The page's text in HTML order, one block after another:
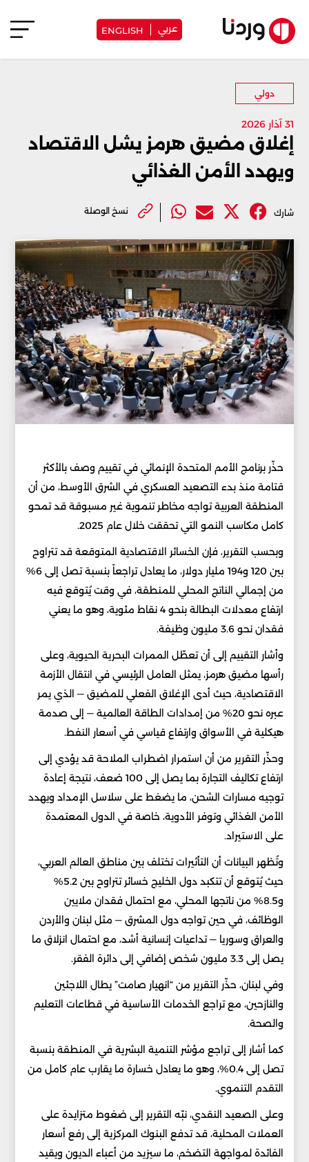
عربي ENGLISH
دولي
31 آذار 2026
إغلاق مضيق هرمز يشل الاقتصاد
ويهدد الأمن الغذائي
شارك نسخ الوصلة
حذّر برنامج الأمم المتحدة الإنمائي في تقييم وصف بالأكثر
قتامة منذ بدء التصعيد العسكري في الشرق الأوسط، من أن
المنطقة العربية تواجه مخاطر تنموية غير مسبوقة قد تمحو
كامل مكاسب النمو التي تحققت خلال عام 2025.
وبحسب التقرير، فإن الخسائر الاقتصادية المتوقعة قد تتراوح
بين 120 و194 مليار دولار، ما يعادل تراجعاً بنسبة تصل إلى 6%
من إجمالي الناتج المحلي للمنطقة، في وقت يُتوقع فيه
ارتفاع معدلات البطالة بنحو 4 نقاط مئوية، وهو ما يعني
فقدان نحو 3.6 مليون وظيفة.
وأشار التقييم إلى أن تعطّل الممرات البحرية الحيوية، وعلى
رأسها مضيق هرمز، يمثل العامل الرئيسي في انتقال الأزمة
الاقتصادية، حيث أدى الإغلاق الفعلي للمضيق — الذي يمر
عبره نحو 20% من إمدادات الطاقة العالمية — إلى صدمة
هيكلية في الأسواق وارتفاع قياسي في أسعار النفط.
وحذّر التقرير من أن استمرار اضطراب الملاحة قد يؤدي إلى
ارتفاع تكاليف التجارة بما يصل إلى 100 ضعف، نتيجة إعادة
توجيه مسارات الشحن، ما يضغط على سلاسل الإمداد ويهدد
الأمن الغذائي وتوفر الأدوية، خاصة في الدول المعتمدة
على الاستيراد.
وتُظهر البيانات أن التأثيرات تختلف بين مناطق العالم العربي،
حيث يُتوقع أن تتكبد دول الخليج خسائر تتراوح بين 5.2%
و8.5% من ناتجها المحلي، مع احتمال فقدان ملايين
الوظائف، في حين تواجه دول المشرق — مثل لبنان والأردن
والعراق وسوريا — تداعيات إنسانية أشد، مع احتمال انزلاق ما
يصل إلى 3.3 مليون شخص إضافي إلى دائرة الفقر.
وفي لبنان، حذّر التقرير من “انهيار صامت” يطال اللاجئين
والنازحين، مع تراجع الخدمات الأساسية في قطاعات التعليم
والصحة.
كما أشار إلى تراجع مؤشر التنمية البشرية في المنطقة بنسبة
تصل إلى 0.4%، وهو ما يعادل خسارة ما يقارب عام كامل من
التقدم التنموي.
وعلى الصعيد النقدي، نبّه التقرير إلى ضغوط متزايدة على
العملات المحلية، قد تدفع البنوك المركزية إلى رفع أسعار
الفائدة لمواجهة التضخم، ما سيزيد من أعباء الديون ويقيد